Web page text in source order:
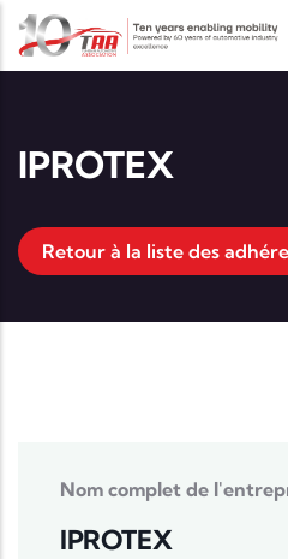
Aller au contenu principal
IPROTEX
Retour à la liste des
Nom complet de
IPROTEX